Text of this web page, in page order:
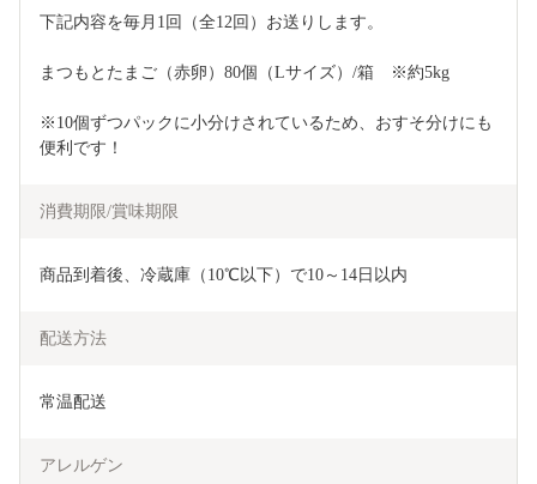
下記内容を毎月1回（全12回）お送りします。
まつもとたまご（赤卵）80個（Lサイズ）/箱　※約5kg
※10個ずつパックに小分けされているため、おすそ分けにも
便利です！
消費期限/賞味期限
商品到着後、冷蔵庫（10℃以下）で10～14日以内
配送方法
常温配送
アレルゲン